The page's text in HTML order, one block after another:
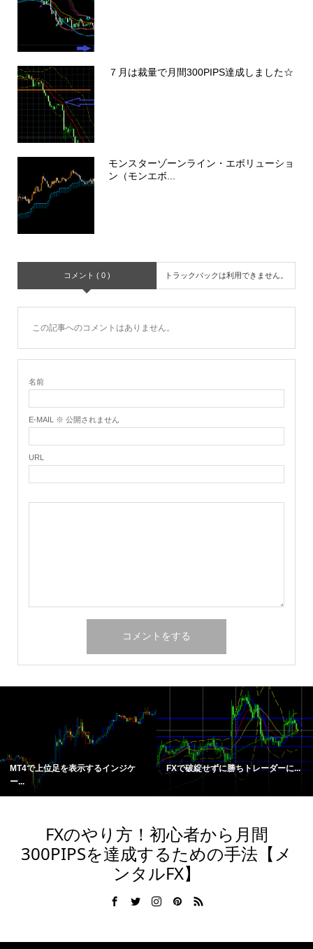
７月は裁量で月間300PIPS達成しました☆
モンスターゾーンライン・エボリューショ
ン（モンエボ...
コメント ( 0 ) トラックバックは利用できません。
この記事へのコメントはありません。
名前
E-MAIL ※ 公開されません
URL
MT4で上位足を表示するインジケ
ー...
FXで破綻せずに勝ちトレーダーに...
FXのやり方！初心者から月間
300PIPSを達成するための手法【メ
ンタルFX】